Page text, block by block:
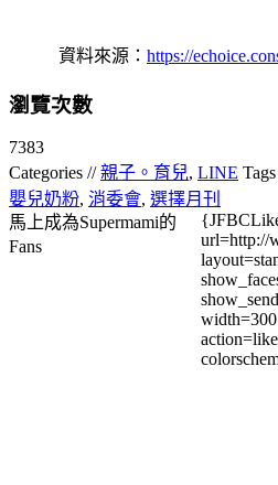
資料來源： https://
瀏覽次數
7383
Categories //親子。育兒, LINE Tags
嬰兒奶粉, 消委會, 選擇月刊
馬上成為Supermami的
Fans
url=http://
width=300
action=like